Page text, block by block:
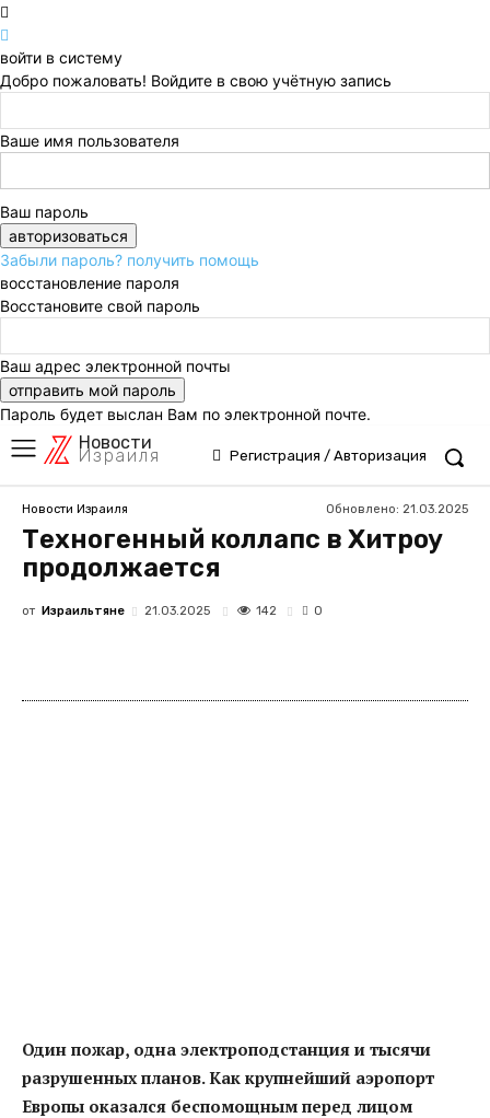
войти в систему
Добро пожаловать! Войдите в свою учётную запись
Ваше имя пользователя
Ваш пароль
Забыли пароль? получить помощь
восстановление пароля
Восстановите свой пароль
Ваш адрес электронной почты
Пароль будет выслан Вам по электронной почте.
Новости
Израиля Регистрация / Авторизация
Новости Израиля Обновлено: 21.03.2025
Техногенный коллапс в Хитроу
продолжается
от Израильтяне 21.03.2025 142 0
Один пожар, одна электроподстанция и тысячи
разрушенных планов. Как крупнейший аэропорт
Европы оказался беспомощным перед лицом